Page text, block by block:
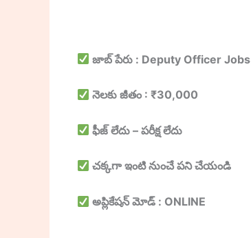
జాబ్ పేరు : Deputy Officer Jobs
నెలకు జీతం : ₹30,000
ఫీజ్ లేదు – పరీక్ష లేదు
చక్కగా ఇంటి నుంచే పని చేయండి
అప్లికేషన్ మోడ్ : ONLINE